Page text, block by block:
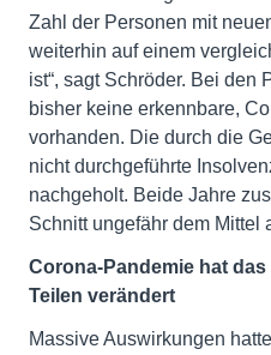
Zahl der Personen mit
weiterhin auf einem
ist“, sagt Schröder. Bei den
bisher keine erkennbare,
vorhanden. Die durch die
nicht durchgeführte
nachgeholt. Beide Jahre
Schnitt ungefähr dem Mittel
Corona-Pandemie hat
Teilen verändert
Massive Auswirkungen